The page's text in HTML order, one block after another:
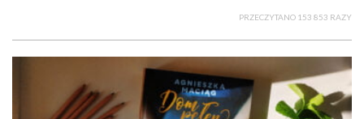
PRZECZYTANO 153 853 RAZY